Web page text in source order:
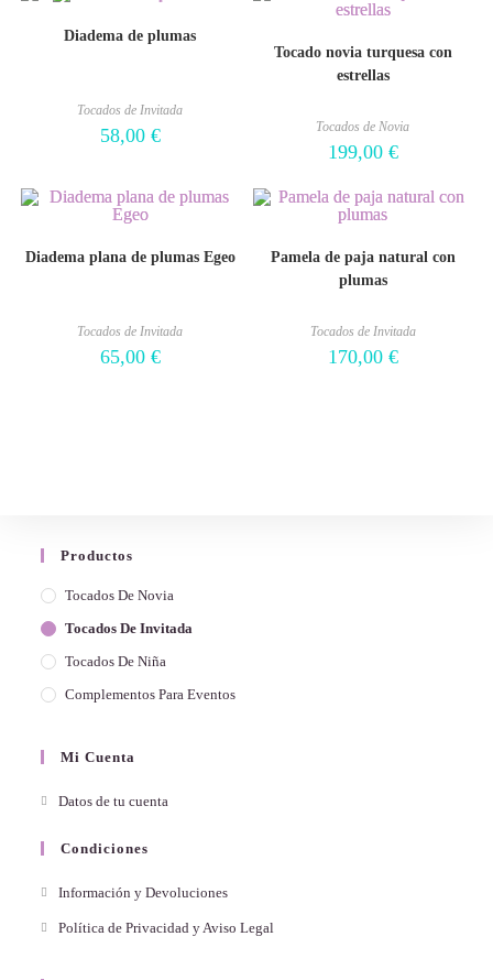
Diadema de plumas
Tocados de Invitada
58,00 €
Tocado novia turquesa con
estrellas
Tocados de Novia
199,00 €
Diadema plana de plumas Egeo
Tocados de Invitada
65,00 €
Pamela de paja natural con
plumas
Tocados de Invitada
170,00 €
Productos
Tocados De Novia
Tocados De Invitada
Tocados De Niña
Complementos Para Eventos
Mi Cuenta
Datos de tu cuenta
Condiciones
Información y Devoluciones
Política de Privacidad y Aviso Legal